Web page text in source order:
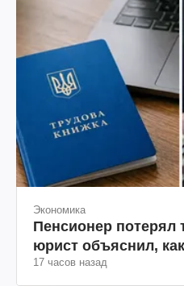
Экономика
Пенсионер потерял
юрист объяснил,
17 часов назад